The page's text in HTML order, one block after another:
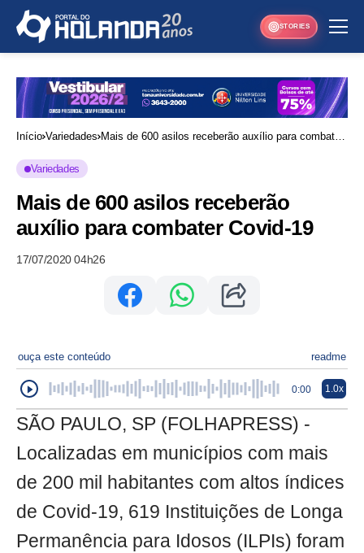
STORIES
Início Variedades Mais de 600 asilos receberão auxílio para combater
Variedades
Mais de 600 asilos receberão
auxílio para combater Covid-19
17/07/2020 04h26
ouça este conteúdo readme
0:00 1.0x
SÃO PAULO, SP (FOLHAPRESS) -
Localizadas em municípios com mais
de 200 mil habitantes com altos índices
de Covid-19, 619 Instituições de Longa
Permanência para Idosos (ILPIs) foram